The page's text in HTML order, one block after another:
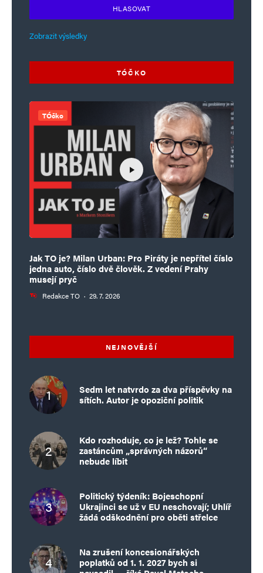
HLASOVAT
Zobrazit výsledky
TÓČKO
TÓčko
Jak TO je? Milan Urban: Pro Piráty je nepřítel číslo
jedna auto, číslo dvě člověk. Z vedení Prahy
musejí pryč
Redakce TO · 29. 7. 2026
NEJNOVĚJŠÍ
Sedm let natvrdo za dva příspěvky na
sítích. Autor je opoziční politik
Kdo rozhoduje, co je lež? Tohle se
zastáncům „správných názorů“
nebude líbit
Politický týdeník: Bojeschopní
Ukrajinci se už v EU neschovají; Uhlíř
žádá odškodnění pro oběti střelce
Na zrušení koncesionářských
poplatků od 1. 1. 2027 bych si